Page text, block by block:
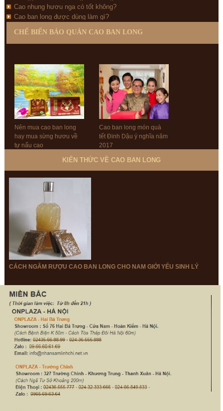
Cao nhung hươu nga có tốt không?
Cao ban long được dùng làm gì?
CHẾ BIẾN BẢO QUẢN CAO BAN LONG
Nên mua cao ban long
hay mua sừng hươu về
tự nấu cao
Cao ban long món quà
tết Đinh Dậu ý nghĩa năm
2017
Cao gạc nai có thể chữa
được những loại bệnh
nào?
KIẾN THỨC VỀ CAO BAN LONG
CÁCH NGÂM RƯỢU CAO BAN LONG CHO NAM GIỚI YẾU SINH LÝ